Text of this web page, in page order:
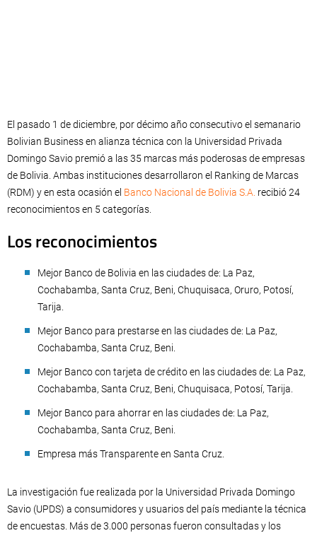
El pasado 1 de diciembre, por décimo año consecutivo el semanario
Bolivian Business en alianza técnica con la Universidad Privada
Domingo Savio premió a las 35 marcas más poderosas de empresas
de Bolivia. Ambas instituciones desarrollaron el Ranking de Marcas
(RDM) y en esta ocasión el Banco Nacional de Bolivia S.A. recibió 24
reconocimientos en 5 categorías.
Los reconocimientos
Mejor Banco de Bolivia en las ciudades de: La Paz,
Cochabamba, Santa Cruz, Beni, Chuquisaca, Oruro, Potosí,
Tarija.
Mejor Banco para prestarse en las ciudades de: La Paz,
Cochabamba, Santa Cruz, Beni.
Mejor Banco con tarjeta de crédito en las ciudades de: La Paz,
Cochabamba, Santa Cruz, Beni, Chuquisaca, Potosí, Tarija.
Mejor Banco para ahorrar en las ciudades de: La Paz,
Cochabamba, Santa Cruz, Beni.
Empresa más Transparente en Santa Cruz.
La investigación fue realizada por la Universidad Privada Domingo
Savio (UPDS) a consumidores y usuarios del país mediante la técnica
de encuestas. Más de 3.000 personas fueron consultadas y los